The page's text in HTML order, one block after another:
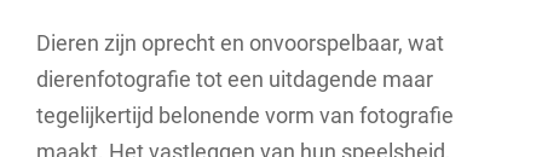
Dieren zijn oprecht en onvoorspelbaar, wat
dierenfotografie tot een uitdagende maar
tegelijkertijd belonende vorm van fotografie